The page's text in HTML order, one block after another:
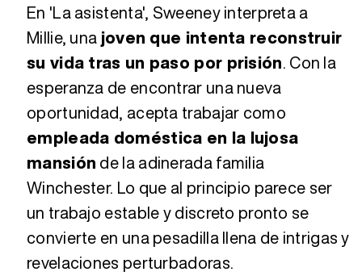
En 'La asistenta', Sweeney interpreta a
Millie, una joven que intenta reconstruir
su vida tras un paso por prisión. Con la
esperanza de encontrar una nueva
oportunidad, acepta trabajar como
empleada doméstica en la lujosa
mansión de la adinerada familia
Winchester. Lo que al principio parece ser
un trabajo estable y discreto pronto se
convierte en una pesadilla llena de intrigas y
revelaciones perturbadoras.